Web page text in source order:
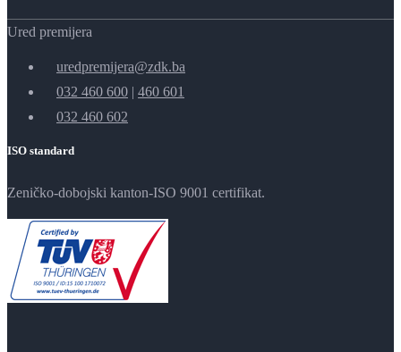
Ured premijera
uredpremijera@zdk.ba
032 460 600 | 460 601
032 460 602
ISO standard
Zeničko-dobojski kanton-ISO 9001 certifikat.